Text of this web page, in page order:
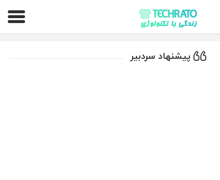
تکراتو – زندگی با تکنولوژی
پیشنهاد سردبیر